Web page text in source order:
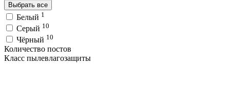
Выбрать все
Белый 1
Серый 10
Чёрный 10
Количество постов
Класс пылевлагозащиты